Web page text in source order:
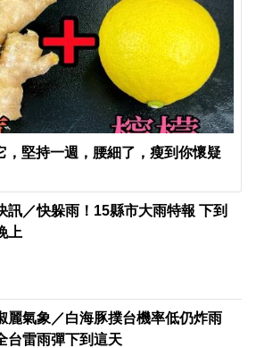
，堅持一週，腰細了，瘦到你懷疑
訊／快躲雨！15縣市大雨特報 下到
上
麗氣象／白海豚撲台機率低仍炸雨
台雷雨彈下到這天